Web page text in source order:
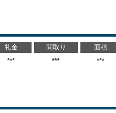
礼金 間取り 面積
*** *** ***